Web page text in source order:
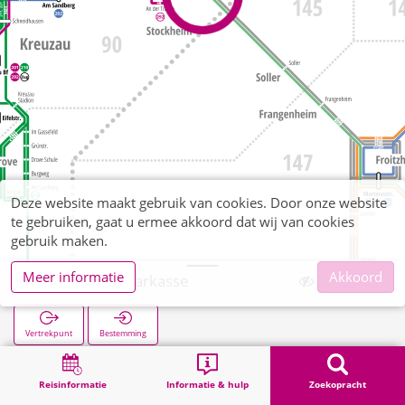
Reisinformatie Informatie & hulp Zoekopracht
Stockheim Sparkasse
Vertrekpunt Bestemming
Zoekopracht
Deze website maakt gebruik van cookies. Door onze website
te gebruiken, gaat u ermee akkoord dat wij van cookies
gebruik maken.
Meer informatie
Akkoord